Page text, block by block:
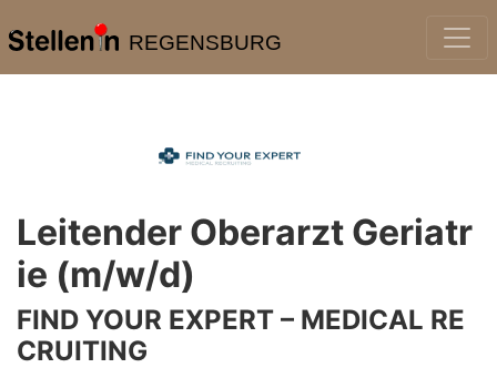
REGENSBURG
Leitender Oberarzt Geriatr
ie (m/w/d)
FIND YOUR EXPERT – MEDICAL RE
CRUITING